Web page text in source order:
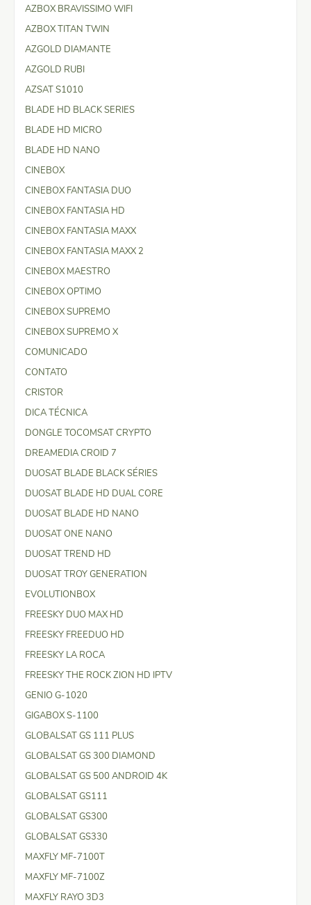
AZBOX BRAVISSIMO WIFI
AZBOX TITAN TWIN
AZGOLD DIAMANTE
AZGOLD RUBI
AZSAT S1010
BLADE HD BLACK SERIES
BLADE HD MICRO
BLADE HD NANO
CINEBOX
CINEBOX FANTASIA DUO
CINEBOX FANTASIA HD
CINEBOX FANTASIA MAXX
CINEBOX FANTASIA MAXX 2
CINEBOX MAESTRO
CINEBOX OPTIMO
CINEBOX SUPREMO
CINEBOX SUPREMO X
COMUNICADO
CONTATO
CRISTOR
DICA TÉCNICA
DONGLE TOCOMSAT CRYPTO
DREAMEDIA CROID 7
DUOSAT BLADE BLACK SÉRIES
DUOSAT BLADE HD DUAL CORE
DUOSAT BLADE HD NANO
DUOSAT ONE NANO
DUOSAT TREND HD
DUOSAT TROY GENERATION
EVOLUTIONBOX
FREESKY DUO MAX HD
FREESKY FREEDUO HD
FREESKY LA ROCA
FREESKY THE ROCK ZION HD IPTV
GENIO G-1020
GIGABOX S-1100
GLOBALSAT GS 111 PLUS
GLOBALSAT GS 300 DIAMOND
GLOBALSAT GS 500 ANDROID 4K
GLOBALSAT GS111
GLOBALSAT GS300
GLOBALSAT GS330
MAXFLY MF-7100T
MAXFLY MF-7100Z
MAXFLY RAYO 3D3